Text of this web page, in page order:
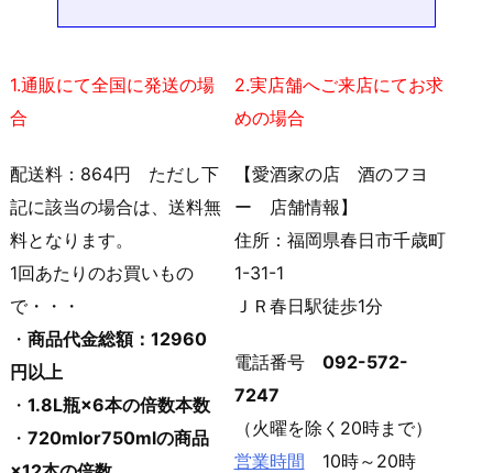
1.通販にて全国に発送の場
合
配送料：864円 ただし下
記に該当の場合は、送料無
料となります。
1回あたりのお買いもの
で・・・
・ 商品代金総額：12960
円以上
・ 1.8L瓶×6本の倍数本数
・ 720mlor750mlの商品
2.実店舗へご来店にてお求
めの場合
【愛酒家の店 酒のフヨ
ー 店舗情報】
住所：福岡県春日市千歳町
1-31-1
ＪＲ春日駅徒歩1分
電話番号 092-572-
7247
（火曜を除く20時まで）
営業時間 10時～20時